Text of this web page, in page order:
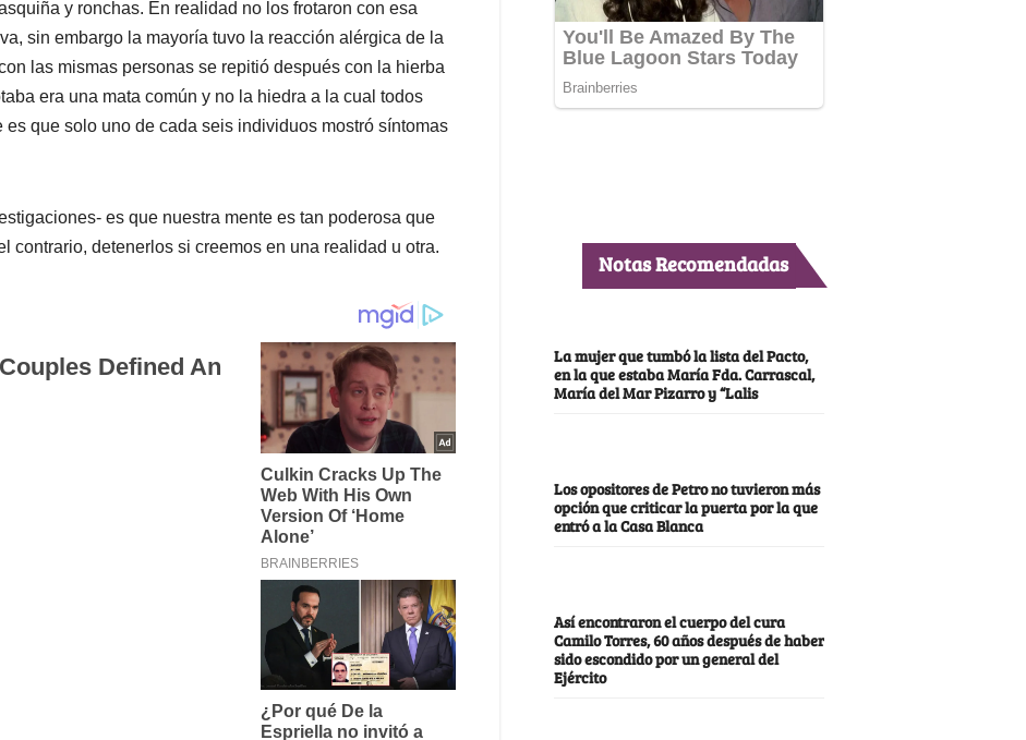
y ronchas. En realidad no los frotaron con esa
sin embargo la mayoría tuvo la reacción alérgica de la
las mismas personas se repitió después con la hierba
era una mata común y no la hiedra a la cual todos
que solo uno de cada seis individuos mostró síntomas
es que nuestra mente es tan poderosa que
contrario, detenerlos si creemos en una realidad u otra.
Notas Recomendadas
La mujer que tumbó la lista del Pacto,
en la que estaba María Fda. Carrascal,
María del Mar Pizarro y “Lalis
Los opositores de Petro no tuvieron más
opción que criticar la puerta por la que
entró a la Casa Blanca
Así encontraron el cuerpo del cura
Camilo Torres, 60 años después de haber
sido escondido por un general del
Ejército